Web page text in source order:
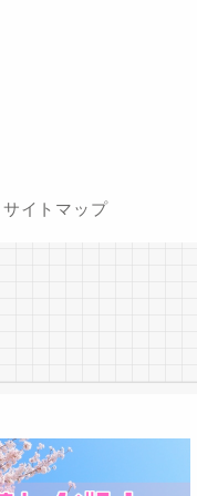
サイトマップ